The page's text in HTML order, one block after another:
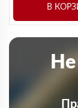
В
Не